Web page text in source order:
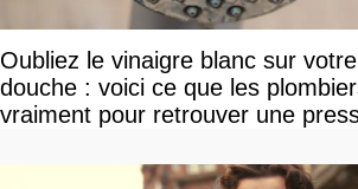
Oubliez le vinaigre blanc sur
douche : voici ce que les
vraiment pour retrouver une